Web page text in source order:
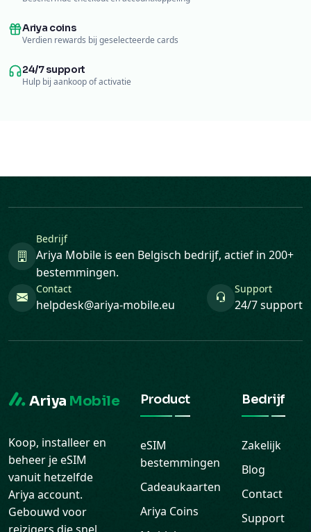
Ariya coins
Verdien rewards bij geselecteerde cards
24/7 support
Hulp bij aankoop of activatie
Bedrijf
Ariya Mobile is een Belgisch bedrijf, actief in 200+
bestemmingen.
Contact
helpdesk@ariya-mobile.eu
Support
24/7 support
Ariya Mobile
Koop, installeer en
beheer je eSIM
vanuit hetzelfde
Ariya account.
Gebouwd voor
Product
eSIM
bestemmingen
Cadeaukaarten
Ariya Coins
Bedrijf
Zakelijk
Blog
Contact
Support